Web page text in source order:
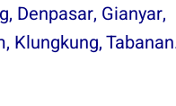
, Denpasar, Gianyar,
, Klungkung,Tabanan